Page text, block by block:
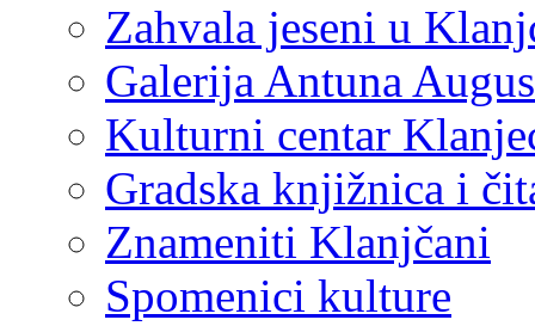
Zahvala jeseni u
Galerija Antuna
Kulturni centar
Gradska knjižnica i
Znameniti Klanjčani
Spomenici kulture